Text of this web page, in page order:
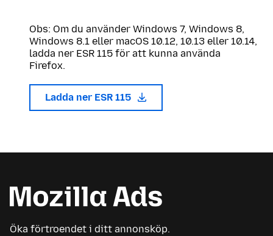
Obs: Om du använder Windows 7, Windows 8,
Windows 8.1 eller macOS 10.12, 10.13 eller 10.14,
ladda ner ESR 115 för att kunna använda
Firefox.
Ladda ner ESR 115
Öka förtroendet i ditt annonsköp.